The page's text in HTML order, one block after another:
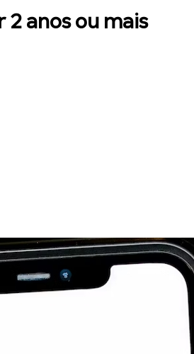
anos ou mais